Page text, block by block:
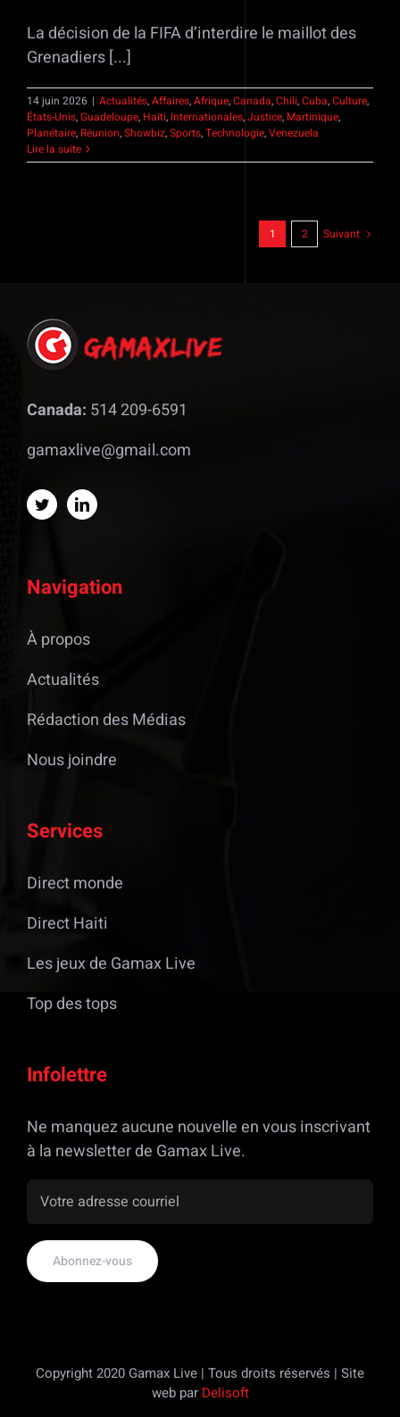
La décision de la FIFA d’interdire le maillot des
Grenadiers [...]
14 juin 2026 | Actualités,Affaires,Afrique,Canada,Chili,Cuba,Culture,
États-Unis,Guadeloupe, Haïti, Internationales,Justice, Martinique,
Planétaire, Réunion,Showbiz,Sports,Technologie,Venezuela
Lire la suite
1 2 Suivant
Canada: 514 209-6591
gamaxlive@gmail.com
Navigation
À propos
Actualités
Rédaction des Médias
Nous joindre
Services
Direct monde
Direct Haiti
Les jeux de Gamax Live
Top des tops
Infolettre
Ne manquez aucune nouvelle en vous inscrivant
à la newsletter de Gamax Live.
Copyright 2020 Gamax Live | Tous droits réservés | Site
web par Delisoft